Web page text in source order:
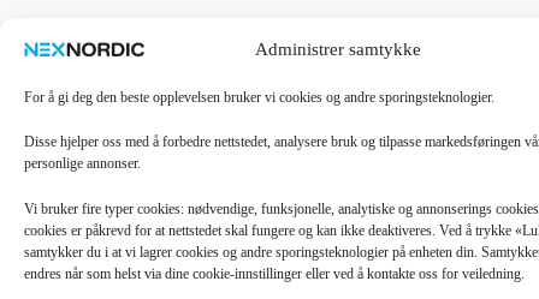
Administrer samtykke
For å gi deg den beste opplevelsen bruker vi cookies og andre sporingsteknologier.
Disse hjelper oss med å forbedre nettstedet, analysere bruk og tilpasse markedsføringen
personlige annonser.
Vi bruker fire typer cookies: nødvendige, funksjonelle, analytiske og annonserings
cookies er påkrevd for at nettstedet skal fungere og kan ikke deaktiveres. Ved å trykke
samtykker du i at vi lagrer cookies og andre sporingsteknologier på enheten din.
endres når som helst via dine cookie-innstillinger eller ved å kontakte oss for veiledning.